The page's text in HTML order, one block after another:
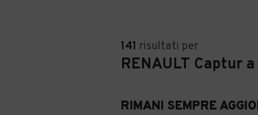
141 risultati per
RENAULT Captur a
RIMANI SEMPRE